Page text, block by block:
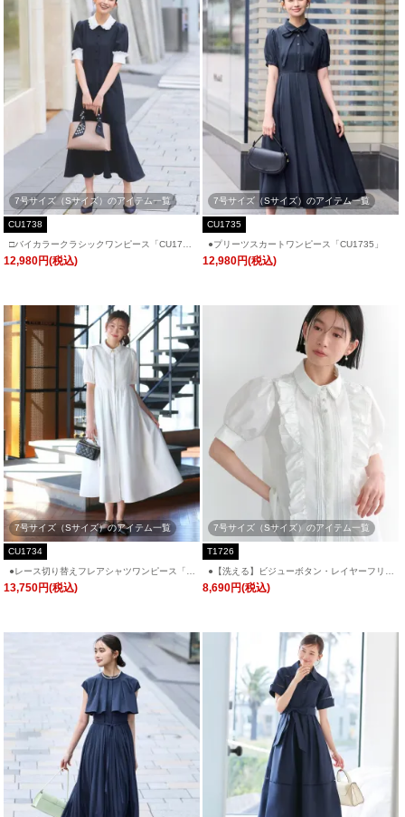
7号サイズ（Sサイズ）のアイテム一覧
CU1738
□バイカラークラシックワンピース「CU173
8」
12,980円(税込)
7号サイズ（Sサイズ）のアイテム一覧
CU1735
●プリーツスカートワンピース「CU1735」
12,980円(税込)
7号サイズ（Sサイズ）のアイテム一覧
CU1734
●レース切り替えフレアシャツワンピース「C
U1734」
13,750円(税込)
7号サイズ（Sサイズ）のアイテム一覧
T1726
●【洗える】ビジューボタン・レイヤーフリル
ドレスブラウス「T1726」/ 学校行事・通勤・
8,690円(税込)